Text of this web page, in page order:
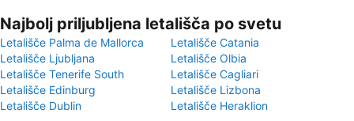
Najbolj priljubljena letališča po svetu
Letališče Palma de Mallorca
Letališče Catania
Letališče Ljubljana
Letališče Olbia
Letališče Tenerife South
Letališče Cagliari
Letališče Edinburg
Letališče Lizbona
Letališče Dublin
Letališče Heraklion